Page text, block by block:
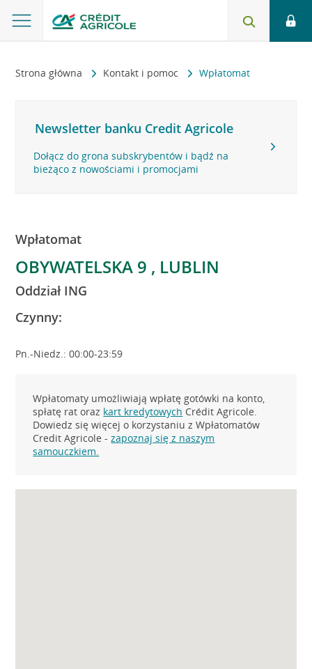
Strona główna Kontakt i pomoc Wpłatomat
Newsletter banku Credit Agricole
Dołącz do grona subskrybentów i bądź na
bieżąco z nowościami i promocjami
Wpłatomat
OBYWATELSKA 9 , LUBLIN
Oddział ING
Czynny:
Pn.-Niedz.: 00:00-23:59
Wpłatomaty umożliwiają wpłatę gotówki na konto,
spłatę rat oraz kart kredytowych Crédit Agricole.
Dowiedz się więcej o korzystaniu z Wpłatomatów
Credit Agricole -zapoznaj się z naszym
samouczkiem.